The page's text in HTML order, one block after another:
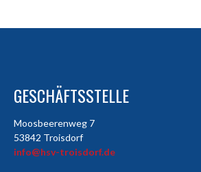
GESCHÄFTSSTELLE
Moosbeerenweg 7
53842 Troisdorf
info@hsv-troisdorf.de